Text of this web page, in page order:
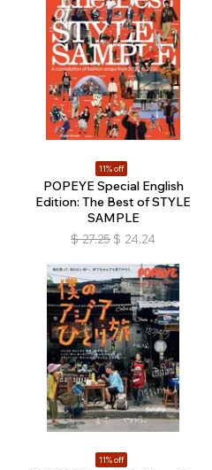
11% off
POPEYE Special English
Edition: The Best of STYLE
SAMPLE
$ 27.25 $ 24.24
11% off